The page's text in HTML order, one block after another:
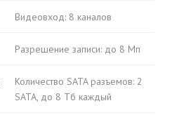
Видеовход: 8 каналов
Разрешение записи: до 8 Мп
Количество SATA разъемов: 2
SATA, до 8 Тб каждый